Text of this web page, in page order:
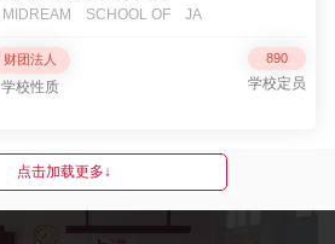
MIDREAM SCHOOL OF JA
财团法人
学校性质
890
学校定员
点击加载更多↓